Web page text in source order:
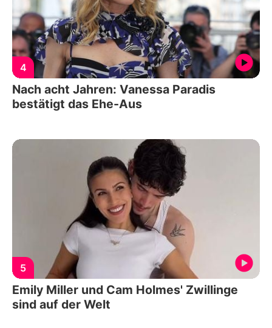
4
Nach acht Jahren: Vanessa Paradis
bestätigt das Ehe-Aus
5
Emily Miller und Cam Holmes' Zwillinge
sind auf der Welt